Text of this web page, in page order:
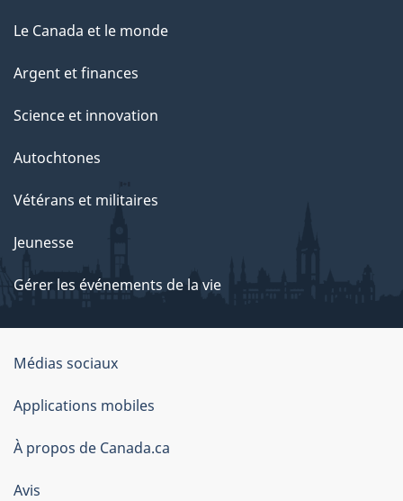
Le Canada et le monde
Argent et finances
Science et innovation
Autochtones
Vétérans et militaires
Jeunesse
Gérer les événements de la vie
Organisation
du
gouvernement
du
Canada
Médias sociaux
Applications mobiles
À propos de Canada.ca
Avis